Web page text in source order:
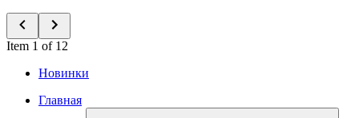
Item 1 of 12
Новинки
Главная